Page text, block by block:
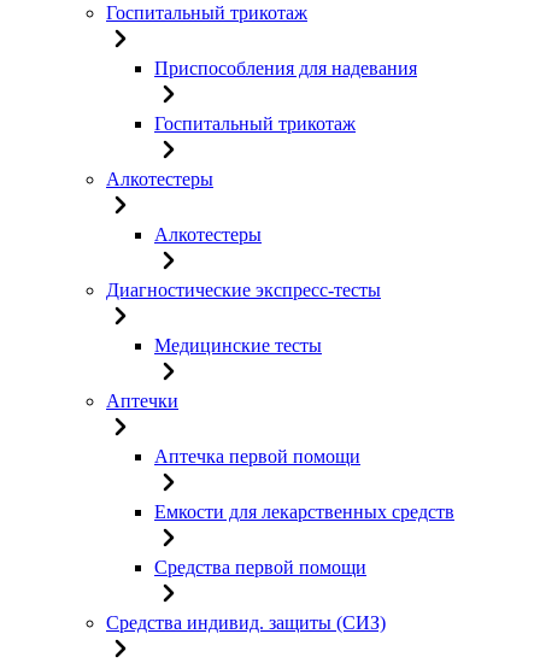
Госпитальный трикотаж
Приспособления для надевания
Госпитальный трикотаж
Алкотестеры
Алкотестеры
Диагностические экспресс-тесты
Медицинские тесты
Аптечки
Аптечка первой помощи
Емкости для лекарственных средств
Средства первой помощи
Средства индивид. защиты (СИЗ)